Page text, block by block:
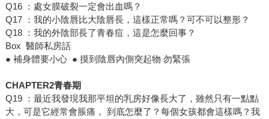
Q16 ：處女膜破裂一定會出血嗎？
Q17 ：我的小陰唇比大陰唇長，這樣正常嗎？可不可以整形？
Q18 ：我的外陰部長了青春痘，這是怎麼回事？
Box 醫師私房話
● 補身體要小心 ● 摸到陰唇內側突起物 勿緊張
CHAPTER2青春期
Q19 ：最近我發現我那平坦的乳房好像長大了，雖然只有一點點
大，可是它經常會脹痛， 到底怎麼了？每個女孩都會這樣嗎？我